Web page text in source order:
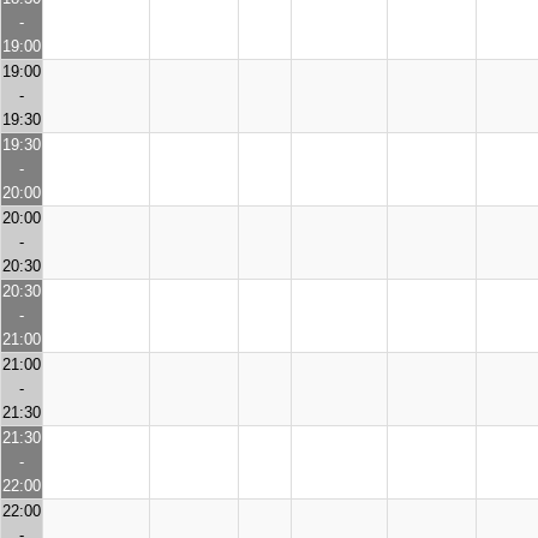
-
19:00
19:00
-
19:30
19:30
-
20:00
20:00
-
20:30
20:30
-
21:00
21:00
-
21:30
21:30
-
22:00
22:00